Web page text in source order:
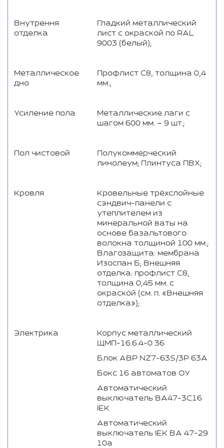
Внутрення
отделка
Гладкий металлический
лист с окраской по RAL
9003 (белый);
Металлическое
дно
Профлист C8, толщина 0,4
мм.;
Усиление пола
Металлические лаги с
шагом 600 мм. – 9 шт.;
Пол чистовой
Полукоммерческий
линолеум; Плинтуса ПВХ;
Кровля
Кровельные трёхслойные
сэндвич-панели с
утеплителем из
минеральной ваты на
основе базальтового
волокна толщиной 100 мм.;
Влагозащита: мембрана
Изоспан Б; Внешняя
отделка: профлист C8,
толщина 0,45 мм. с
окраской (см. п. «Внешняя
отделка»);
Электрика
Корпус металлический
ЩМП-16.6.4-0 36
Блок АВР NZ7-63S/3P 63А
Бокс 16 автоматов ОУ
Автоматический
выключатель BA47-3C16
IEK
Автоматический
выключатель IEK ВА 47-29
10а